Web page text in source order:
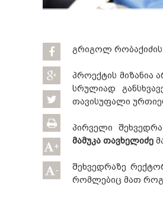
+
-
გრიგოლ რობაქიძის
პროექტის
სრულიად
თავისუფალი
პირველი
მამუკა თავხელიძე
შეხვედრაზე
რომლებიც მათ